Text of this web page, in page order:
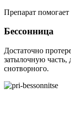
Препарат
Бессонница
Достаточно
затылочную часть,
снотворного.